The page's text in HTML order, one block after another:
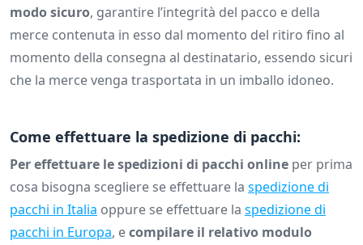
modo sicuro, garantire l’integrità del pacco e della
merce contenuta in esso dal momento del ritiro fino al
momento della consegna al destinatario, essendo sicuri
che la merce venga trasportata in un imballo idoneo.
Come effettuare la spedizione di pacchi:
Per effettuare le spedizioni di pacchi online per prima
cosa bisogna scegliere se effettuare la spedizione di
pacchi in Italia oppure se effettuare la spedizione di
pacchi in Europa, ecompilare il relativo modulo